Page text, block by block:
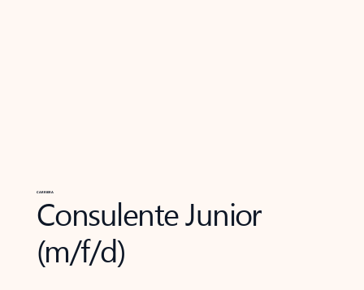
CARRIERA
Consulente Junior
(m/f/d)